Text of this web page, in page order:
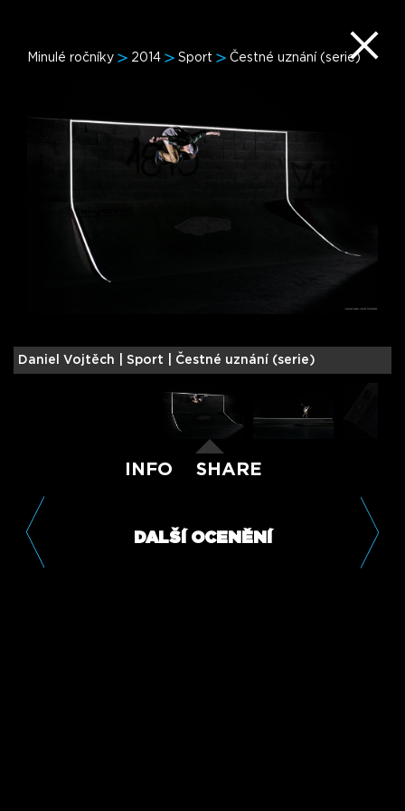
Minulé ročníky 2014 Sport Čestné uznání (serie)
Daniel Vojtěch | Sport | Čestné uznání (serie)
INFO SHARE
DALŠÍ OCENĚNÍ